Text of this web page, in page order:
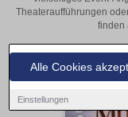
Alle Cookies
Einstellungen
Theateraufführungen
finden